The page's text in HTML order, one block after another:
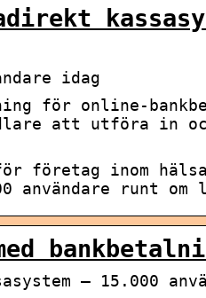
idag
för online-
att utföra in
företag inom
användare runt om
– 15.000